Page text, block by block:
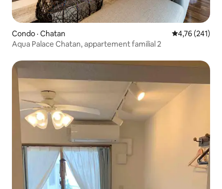
Condo · Chatan Note
4,76 (241)
Aqua Palace Chatan, appartement familial 2